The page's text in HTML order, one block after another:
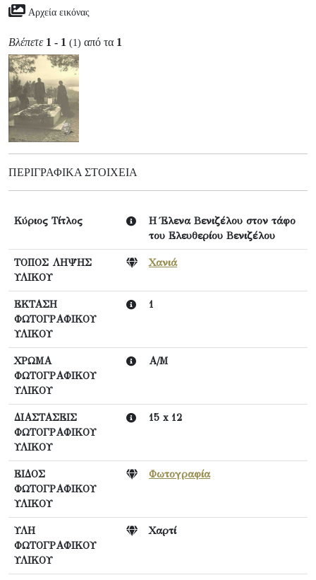
Αρχεία εικόνας
Βλέπετε 1 - 1 (1) από τα 1
ΠΕΡΙΓΡΑΦΙΚΆ ΣΤΟΙΧΕΊΑ
Κύριος Τίτλος
Η Έλενα Βενιζέλου στον τάφο
του Ελευθερίου Βενιζέλου
ΤΟΠΟΣ ΛΗΨΗΣ
ΥΛΙΚΟΥ
Χανιά
ΕΚΤΑΣΗ
ΦΩΤΟΓΡΑΦΙΚΟΥ
ΥΛΙΚΟΥ
1
ΧΡΩΜΑ
ΦΩΤΟΓΡΑΦΙΚΟΥ
ΥΛΙΚΟΥ
Α/Μ
ΔΙΑΣΤΑΣΕΙΣ
ΦΩΤΟΓΡΑΦΙΚΟΥ
ΥΛΙΚΟΥ
15 x 12
ΕΙΔΟΣ
ΦΩΤΟΓΡΑΦΙΚΟΥ
ΥΛΙΚΟΥ
Φωτογραφία
ΥΛΗ
ΦΩΤΟΓΡΑΦΙΚΟΥ
ΥΛΙΚΟΥ
Χαρτί